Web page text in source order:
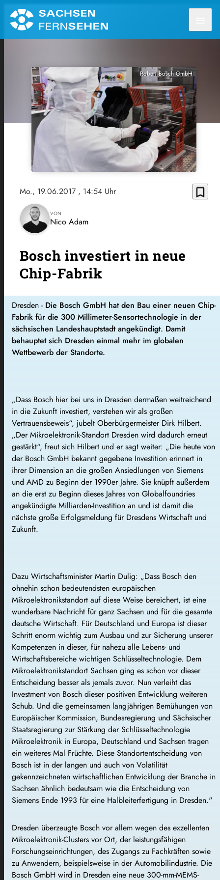
Robert Bosch GmbH
Mo., 19.06.2017 , 14:54 Uhr bookmark_border
VON
Nico Adam
Bosch investiert in neue
Chip-Fabrik
Dresden - Die Bosch GmbH hat den Bau einer neuen Chip-
Fabrik für die 300 Millimeter-Sensortechnologie in der
sächsischen Landeshauptstadt angekündigt. Damit
behauptet sich Dresden einmal mehr im globalen
Wettbewerb der Standorte.
„Dass Bosch hier bei uns in Dresden dermaßen weitreichend
in die Zukunft investiert, verstehen wir als großen
Vertrauensbeweis“, jubelt Oberbürgermeister Dirk Hilbert.
„Der Mikroelektronik-Standort Dresden wird dadurch erneut
gestärkt“, freut sich Hilbert und er sagt weiter: „Die heute von
der Bosch GmbH bekannt gegebene Investition erinnert in
ihrer Dimension an die großen Ansiedlungen von Siemens
und AMD zu Beginn der 1990er Jahre. Sie knüpft außerdem
an die erst zu Beginn dieses Jahres von Globalfoundries
angekündigte Milliarden-Investition an und ist damit die
nächste große Erfolgsmeldung für Dresdens Wirtschaft und
Zukunft.
Dazu Wirtschaftsminister Martin Dulig: „Dass Bosch den
ohnehin schon bedeutendsten europäischen
Mikroelektronikstandort auf diese Weise bereichert, ist eine
wunderbare Nachricht für ganz Sachsen und für die gesamte
deutsche Wirtschaft. Für Deutschland und Europa ist dieser
Schritt enorm wichtig zum Ausbau und zur Sicherung unserer
Kompetenzen in dieser, für nahezu alle Lebens- und
Wirtschaftsbereiche wichtigen Schlüsseltechnologie. Dem
Mikroelektronikstandort Sachsen ging es schon vor dieser
Entscheidung besser als jemals zuvor. Nun verleiht das
Investment von Bosch dieser positiven Entwicklung weiteren
Schub. Und die gemeinsamen langjährigen Bemühungen von
Europäischer Kommission, Bundesregierung und Sächsischer
Staatsregierung zur Stärkung der Schlüsseltechnologie
Mikroelektronik in Europa, Deutschland und Sachsen tragen
ein weiteres Mal Früchte. Diese Standortentscheidung von
Bosch ist in der langen und auch von Volatilität
gekennzeichneten wirtschaftlichen Entwicklung der Branche in
Sachsen ähnlich bedeutsam wie die Entscheidung von
Siemens Ende 1993 für eine Halbleiterfertigung in Dresden."
Dresden überzeugte Bosch vor allem wegen des exzellenten
Mikroelektronik-Clusters vor Ort, der leistungsfähigen
Forschungseinrichtungen, des Zugangs zu Fachkräften sowie
zu Anwendern, beispielsweise in der Automobilindustrie. Die
Bosch GmbH wird in Dresden eine neue 300-mm-MEMS-